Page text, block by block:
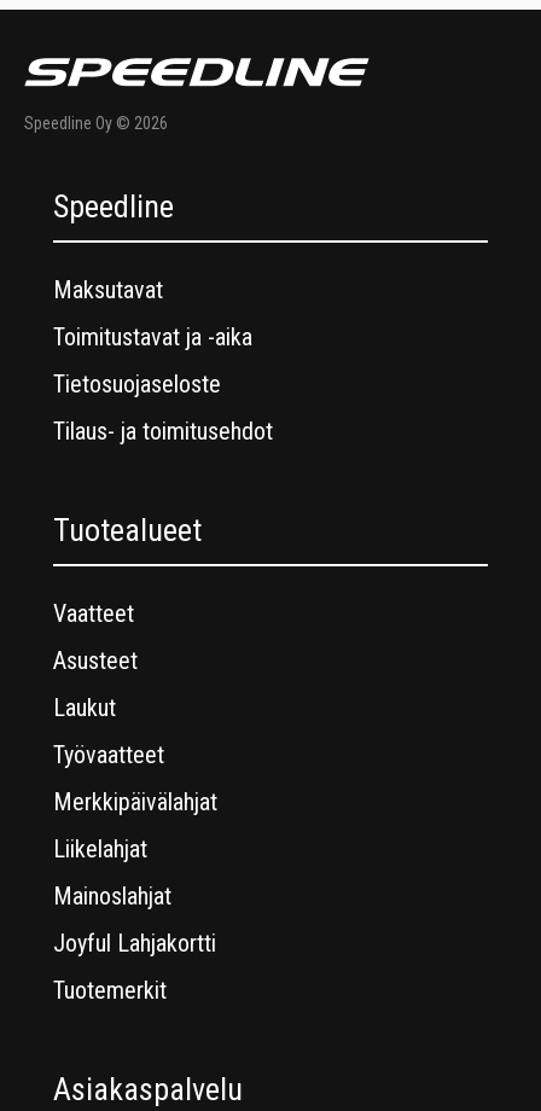
Speedline Oy © 2026
Speedline
Maksutavat
Toimitustavat ja -aika
Tietosuojaseloste
Tilaus- ja toimitusehdot
Tuotealueet
Vaatteet
Asusteet
Laukut
Työvaatteet
Merkkipäivälahjat
Liikelahjat
Mainoslahjat
Joyful Lahjakortti
Tuotemerkit
Asiakaspalvelu